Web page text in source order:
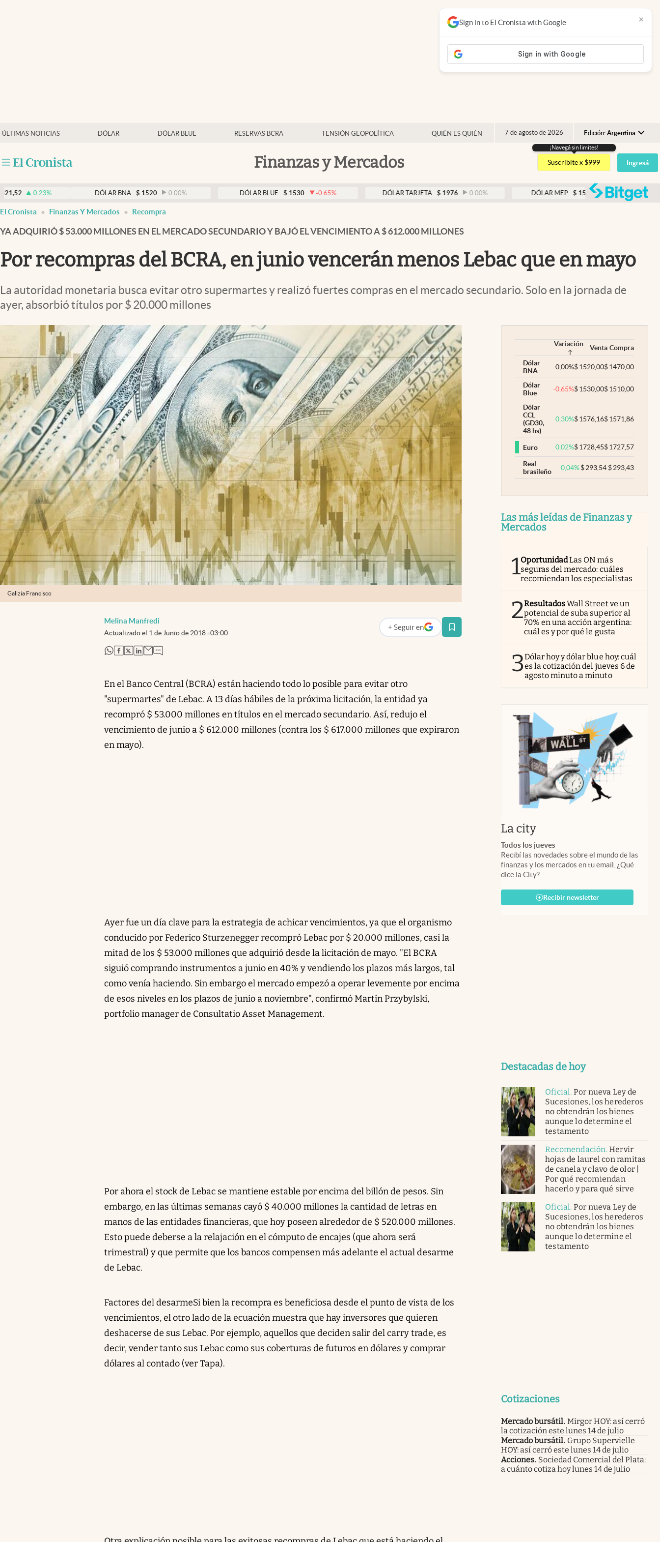
ÚLTIMAS NOTICIAS DÓLAR DÓLAR BLUE RESERVAS BCRA TENSIÓN GEOPOLÍTICA QUIÉN ES QUIÉN 7 de agosto de 2026 Edición: Argentina
Argentina
España
USA
Finanzas y Mercados
Mercados Online
Infotechnology
Clima
Eventos Corporativos
abre en nueva pestaña
¡Navegá sin limites!
Suscribite x $999 Ingresá
0.23 % DÓLAR BNA $ 1520 0.00 % DÓLAR BLUE $ 1530 -0.65 % DÓLAR TARJETA $ 1976 0.00 % DÓLAR MEP $ 1521,52 0.23 %
Sign in to El Cronista with Google ×
El Cronista Finanzas Y Mercados Recompra
YA ADQUIRIÓ $ 53.000 MILLONES EN EL MERCADO SECUNDARIO Y BAJÓ EL VENCIMIENTO A $ 612.000 MILLONES
Por recompras del BCRA, en junio vencerán menos Lebac que en mayo
La autoridad monetaria busca evitar otro supermartes y realizó fuertes compras en el mercado secundario. Solo en la jornada de
ayer, absorbió títulos por $ 20.000 millones
Galizia Francisco
Melina Manfredi
Actualizado el 1 de Junio de 2018 03:00
+ Seguir en
abre en nueva pestaña
abre en nueva pestaña
abre en nueva pestaña
abre en nueva pestaña
abre en nueva pestaña
En el Banco Central (BCRA) están haciendo todo lo posible para evitar otro
"supermartes" de Lebac. A 13 días hábiles de la próxima licitación, la entidad ya
recompró $ 53.000 millones en títulos en el mercado secundario. Así, redujo el
vencimiento de junio a $ 612.000 millones (contra los $ 617.000 millones que expiraron
en mayo).
Ayer fue un día clave para la estrategia de achicar vencimientos, ya que el organismo
conducido por Federico Sturzenegger recompró Lebac por $ 20.000 millones, casi la
mitad de los $ 53.000 millones que adquirió desde la licitación de mayo. "El BCRA
siguió comprando instrumentos a junio en 40% y vendiendo los plazos más largos, tal
como venía haciendo. Sin embargo el mercado empezó a operar levemente por encima
de esos niveles en los plazos de junio a noviembre", confirmó Martín Przybylski,
portfolio manager de Consultatio Asset Management.
Por ahora el stock de Lebac se mantiene estable por encima del billón de pesos. Sin
embargo, en las últimas semanas cayó $ 40.000 millones la cantidad de letras en
manos de las entidades financieras, que hoy poseen alrededor de $ 520.000 millones.
Esto puede deberse a la relajación en el cómputo de encajes (que ahora será
trimestral) y que permite que los bancos compensen más adelante el actual desarme
de Lebac.
Factores del desarmeSi bien la recompra es beneficiosa desde el punto de vista de los
vencimientos, el otro lado de la ecuación muestra que hay inversores que quieren
deshacerse de sus Lebac. Por ejemplo, aquellos que deciden salir del carry trade, es
decir, vender tanto sus Lebac como sus coberturas de futuros en dólares y comprar
dólares al contado (ver Tapa).
Variación Venta Compra
Dólar
BNA
0,00%$1520,00$1470,00
Dólar
Blue
-0,65%$1530,00$1510,00
Dólar
CCL
(GD30,
48 hs)
0,30%$1576,16$1571,86
Euro 0,02%$1728,45$1727,57
Real
brasileño
0,04% $293,54 $293,43
Las más leídas de Finanzas y
Mercados
1OportunidadLas ON más
seguras del mercado: cuáles
recomiendan los especialistas
2ResultadosWall Street ve un
potencial de suba superior al
70% en una acción argentina:
cuál es y por qué le gusta
3Dólar hoy y dólar blue hoy: cuál
es la cotización del jueves 6 de
agosto minuto a minuto
La cityabre en nueva pestaña
Todos los jueves
Recibí las novedades sobre el mundo de las
finanzas y los mercados en tu email. ¿Qué
dice la City?
Recibir newsletter
Destacadas de hoy
Oficial. Por nueva Ley de
Sucesiones, los herederos
no obtendrán los bienes
aunque lo determine el
testamento
Recomendación.Hervir
hojas de laurel con ramitas
de canela y clavo de olor |
Por qué recomiendan
hacerlo y para qué sirve
Oficial. Por nueva Ley de
Sucesiones, los herederos
no obtendrán los bienes
aunque lo determine el
testamento
Cotizaciones
Mercado bursátil. Mirgor HOY: así cerró
la cotización este lunes 14 de julio
Mercado bursátil. Grupo Supervielle
HOY: así cerró este lunes 14 de julio
Acciones. Sociedad Comercial del Plata:
a cuánto cotiza hoy lunes 14 de julio